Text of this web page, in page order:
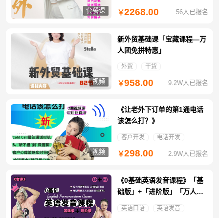
套餐课 ￥2268.00 56人已报名
视频
新外贸基础课「宝藏课程—万
人团免拼特惠」
外贸 干货
￥958.00 9.2W人已报名
视频
《让老外下订单的第1通电话
该怎么打？》
客户开发 电话开发
￥298.00 2.9W人已报名
《0基础英语发音课程》「基
础版」+「进阶版」「万人团
英语口语 英语发音